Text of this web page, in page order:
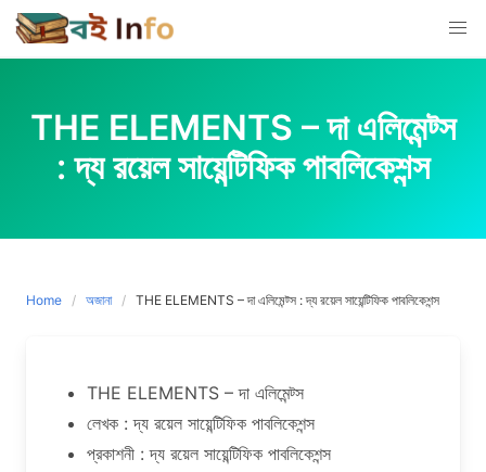
Skip
to
content
THE ELEMENTS – দা এলিমেন্ট্স
: দ্য রয়েল সায়েন্টিফিক পাবলিকেশন্স
Home অজানা THE ELEMENTS – দা এলিমেন্ট্স : দ্য রয়েল সায়েন্টিফিক পাবলিকেশন্স
THE ELEMENTS – দা এলিমেন্ট্স
লেখক : দ্য রয়েল সায়েন্টিফিক পাবলিকেশন্স
প্রকাশনী : দ্য রয়েল সায়েন্টিফিক পাবলিকেশন্স